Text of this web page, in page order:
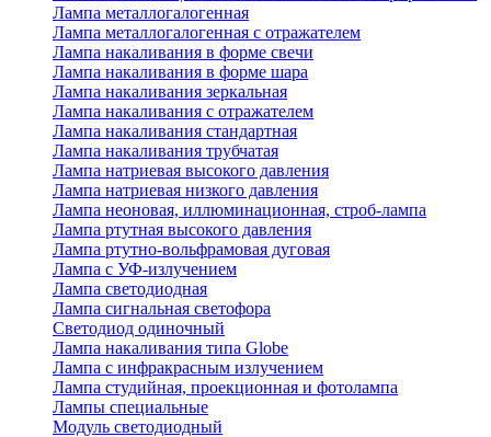
Лампа металлогалогенная
Лампа металлогалогенная с отражателем
Лампа накаливания в форме свечи
Лампа накаливания в форме шара
Лампа накаливания зеркальная
Лампа накаливания с отражателем
Лампа накаливания стандартная
Лампа накаливания трубчатая
Лампа натриевая высокого давления
Лампа натриевая низкого давления
Лампа неоновая, иллюминационная, строб-лампа
Лампа ртутная высокого давления
Лампа ртутно-вольфрамовая дуговая
Лампа с УФ-излучением
Лампа светодиодная
Лампа сигнальная светофора
Светодиод одиночный
Лампа накаливания типа Globe
Лампа с инфракрасным излучением
Лампа студийная, проекционная и фотолампа
Лампы специальные
Модуль светодиодный